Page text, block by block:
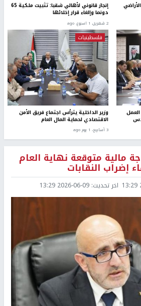
إنجاز قانوني لأهالي شقبا: تثبيت ملكية 65
دونما وإلغاء قرار إخلائها
2 شهرين، 1 اسبوع. ago
فلسطينيات
وزير الداخلية يترأس اجتماع فريق الأمن
الاقتصادي لحماية المال العام
3 أسابيع، 1 يوم ago
مالية متوقعة نهاية العام
إضراب النقابات
اخر تحديث: 2026-06-09 13:29